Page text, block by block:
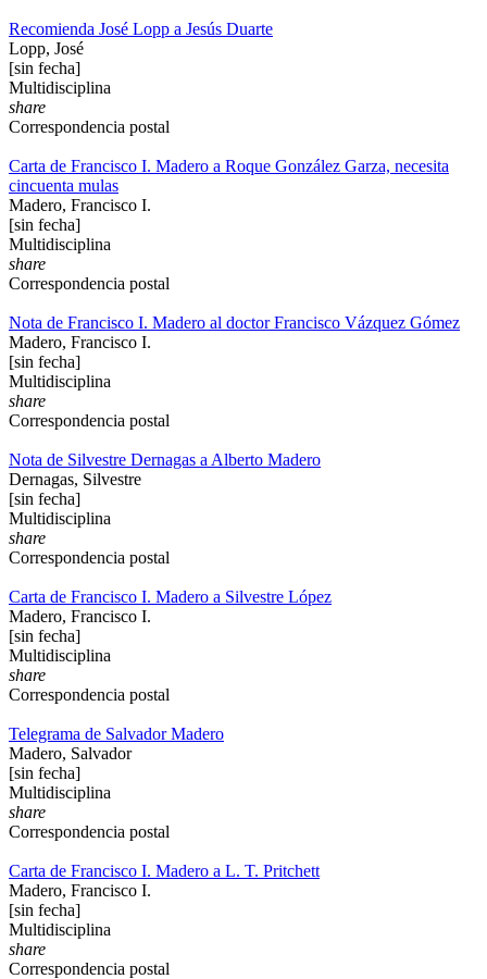
Recomienda José Lopp a Jesús Duarte
Lopp, José
[sin fecha]
Multidisciplina
share
Correspondencia postal
Carta de Francisco I. Madero a Roque González Garza, necesita
cincuenta mulas
Madero, Francisco I.
[sin fecha]
Multidisciplina
share
Correspondencia postal
Nota de Francisco I. Madero al doctor Francisco Vázquez Gómez
Madero, Francisco I.
[sin fecha]
Multidisciplina
share
Correspondencia postal
Nota de Silvestre Dernagas a Alberto Madero
Dernagas, Silvestre
[sin fecha]
Multidisciplina
share
Correspondencia postal
Carta de Francisco I. Madero a Silvestre López
Madero, Francisco I.
[sin fecha]
Multidisciplina
share
Correspondencia postal
Telegrama de Salvador Madero
Madero, Salvador
[sin fecha]
Multidisciplina
share
Correspondencia postal
Carta de Francisco I. Madero a L. T. Pritchett
Madero, Francisco I.
[sin fecha]
Multidisciplina
share
Correspondencia postal